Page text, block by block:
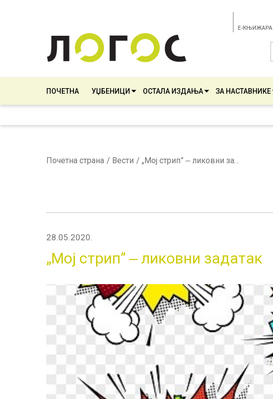
E-КЊИЖАРА
ПОЧЕТНА УЏБЕНИЦИ ОСТАЛА ИЗДАЊА ЗА НАСТАВНИКЕ
Почетна страна Вести „Мој стрип” ‒ ликовни задатак
28.05.2020.
„Мој стрип” ‒ ликовни задатак